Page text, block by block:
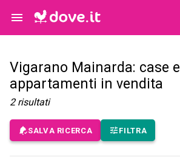
Vigarano Mainarda: case e
appartamenti in vendita
2 risultati
SALVA RICERCA FILTRA